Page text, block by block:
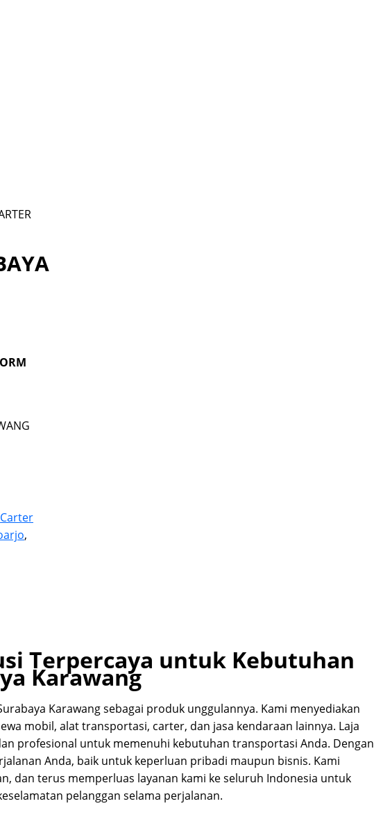
Carter
,
Terpercaya untuk Kebutuhan
Karawang
Karawang sebagai produk unggulannya. Kami menyediakan
mobil, alat transportasi, carter, dan jasa kendaraan lainnya. Laja
profesional untuk memenuhi kebutuhan transportasi Anda. Dengan
Anda, baik untuk keperluan pribadi maupun bisnis. Kami
dan terus memperluas layanan kami ke seluruh Indonesia untuk
pelanggan selama perjalanan.